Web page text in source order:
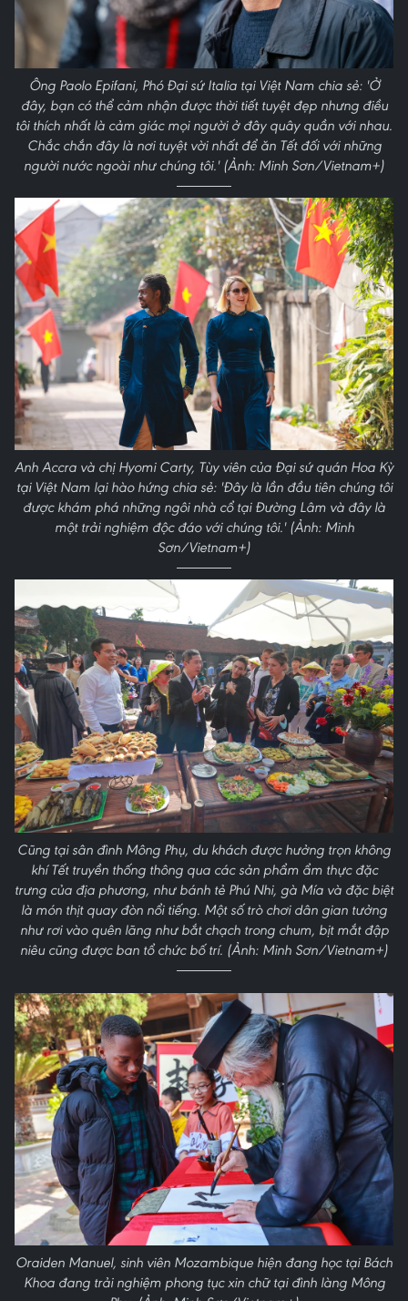
Ông Paolo Epifani, Phó Đại sứ Italia tại Việt Nam chia sẻ: 'Ở
đây, bạn có thể cảm nhận được thời tiết tuyệt đẹp nhưng điều
tôi thích nhất là cảm giác mọi người ở đây quây quần với nhau.
Chắc chắn đây là nơi tuyệt vời nhất để ăn Tết đối với những
người nước ngoài như chúng tôi.' (Ảnh: Minh Sơn/Vietnam+)
Anh Accra và chị Hyomi Carty, Tùy viên của Đại sứ quán Hoa Kỳ
tại Việt Nam lại hào hứng chia sẻ: 'Đây là lần đầu tiên chúng tôi
được khám phá những ngôi nhà cổ tại Đường Lâm và đây là
một trải nghiệm độc đáo với chúng tôi.' (Ảnh: Minh
Sơn/Vietnam+)
Cũng tại sân đình Mông Phụ, du khách được hưởng trọn không
khí Tết truyền thống thông qua các sản phẩm ẩm thực đặc
trưng của địa phương, như bánh tẻ Phú Nhi, gà Mía và đặc biệt
là món thịt quay đòn nổi tiếng. Một số trò chơi dân gian tưởng
như rơi vào quên lãng như bắt chạch trong chum, bịt mắt đập
niêu cũng được ban tổ chức bố trí. (Ảnh: Minh Sơn/Vietnam+)
Oraiden Manuel, sinh viên Mozambique hiện đang học tại Bách
Khoa đang trải nghiệm phong tục xin chữ tại đình làng Mông